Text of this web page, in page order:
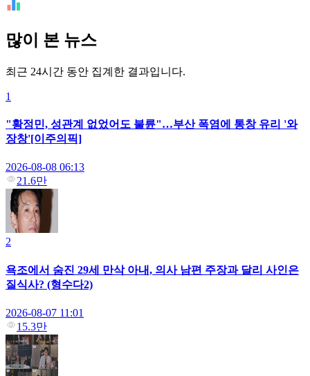
많이 본 뉴스
최근 24시간 동안 집계한 결과입니다.
1
"황정민, 성관계 없었어도 불륜"…부산 폭염에 통창 유리 '와
장창'[이주의픽]
2026-08-08 06:13
21.6만
2
욕조에서 숨진 29세 만삭 아내, 의사 남편 주장과 달리 사인은
질식사? (형수다2)
2026-08-07 11:01
15.3만